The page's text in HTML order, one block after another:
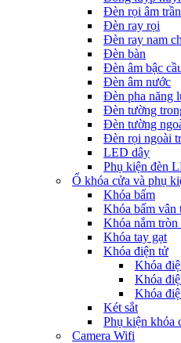
Đèn rọi âm trần
Đèn ray rọi
Đèn ray nam
Đèn bàn
Đèn âm bậc
Đèn âm nước
Đèn pha năng
Đèn tường
Đèn tường
Đèn rọi ngoài
LED dây
Phụ kiện đèn
Ổ khóa cửa và phụ
Khóa bấm
Khóa bấm vân
Khóa nắm
Khóa tay gạt
Khóa điện tử
Khóa
Khóa
Khóa
Két sắt
Phụ kiện khóa
Camera Wifi